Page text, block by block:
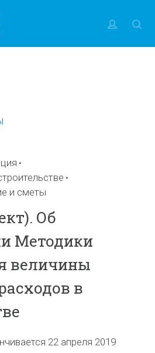
и сметы
Об
Методики
величины
в
22 апреля 2019